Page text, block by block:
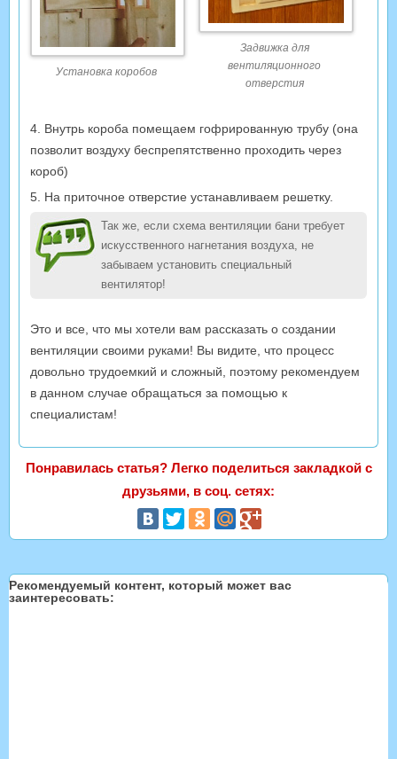
Установка коробов
Задвижка для
вентиляционного
отверстия
4. Внутрь короба помещаем гофрированную трубу (она
позволит воздуху беспрепятственно проходить через
короб)
5. На приточное отверстие устанавливаем решетку.
Так же, если схема вентиляции бани требует
искусственного нагнетания воздуха, не
забываем установить специальный
вентилятор!
Это и все, что мы хотели вам рассказать о создании
вентиляции своими руками! Вы видите, что процесс
довольно трудоемкий и сложный, поэтому рекомендуем
в данном случае обращаться за помощью к
специалистам!
Понравилась статья? Легко поделиться закладкой с
друзьями, в соц. сетях:
Рекомендуемый контент, который может вас
заинтересовать: